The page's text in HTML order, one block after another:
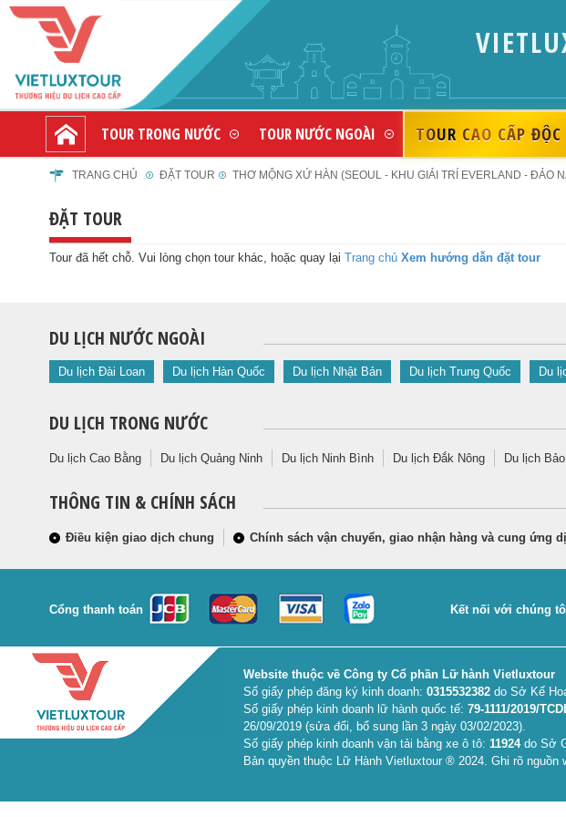
TOUR TRONG NƯỚC TOUR NƯỚC NGOÀI TOUR CAO CẤP
TRANG CHỦ ĐẶT TOUR THƠ MỘNG XỨ HÀN (SEOUL - KHU GIẢI TRÍ EVERLAND - ĐẢO
ĐẶT TOUR
Tour đã hết chỗ. Vui lòng chọn tour khác, hoặc quay lại Trang chủ Xem hướng dẫn đặt tour
DU LỊCH NƯỚC NGOÀI
Du lịch Đài Loan Du lịch Hàn Quốc Du lịch Nhật Bản Du lịch Trung Quốc Du
DU LỊCH TRONG NƯỚC
Du lịch Cao Bằng Du lịch Quảng Ninh Du lịch Ninh Bình Du lịch Đắk Nông Du lịch
THÔNG TIN & CHÍNH SÁCH
Điều kiện giao dịch chung Chính sách vận chuyển, giao nhận hàng và cung ứng
Cổng thanh toán Kết nối với chúng
Website thuộc về Công ty Cổ phần Lữ hành Vietluxtour
Số giấy phép đăng ký kinh doanh:0315532382 do Sở Kế
Số giấy phép kinh doanh lữ hành quốc tế:79-1111/2019/
26/09/2019 (sửa đổi, bổ sung lần 3 ngày 03/02/2023).
Số giấy phép kinh doanh vận tải bằng xe ô tô:11924do Sở
Bản quyền thuộc Lữ Hành Vietluxtour ® 2024. Ghi rõ nguồn